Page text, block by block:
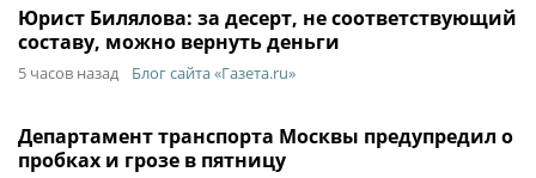
Юрист Билялова: за десерт, не соответствующий
составу, можно вернуть деньги
5 часов назад Блог сайта «Газета.ru»
Департамент транспорта Москвы предупредил о
пробках и грозе в пятницу